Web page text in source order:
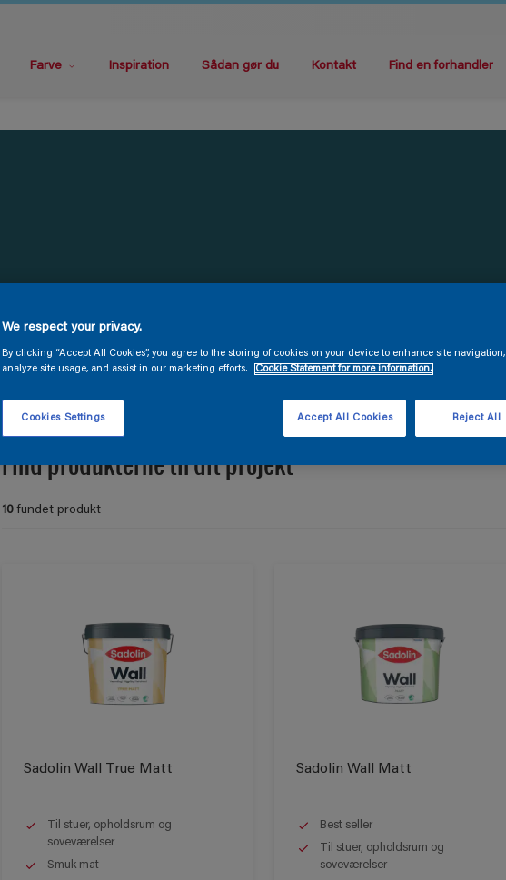
Farve Inspiration Sådan gør du Kontakt Find en forhandler
Find produkterne til dit projekt
10fundet produkt
Sadolin Wall True Matt
Til stuer, opholdsrum og
soveværelser
Smuk mat
Sadolin Wall Matt
Best seller
Til stuer, opholdsrum og
soveværelser
We respect your privacy.
By clicking “Accept All Cookies”, you agree to the storing of cookies on your device to enhance site navigation,
analyze site usage, and assist in our marketing efforts.
Cookie Statement for more information.
Cookies Settings Reject All
Accept All Cookies